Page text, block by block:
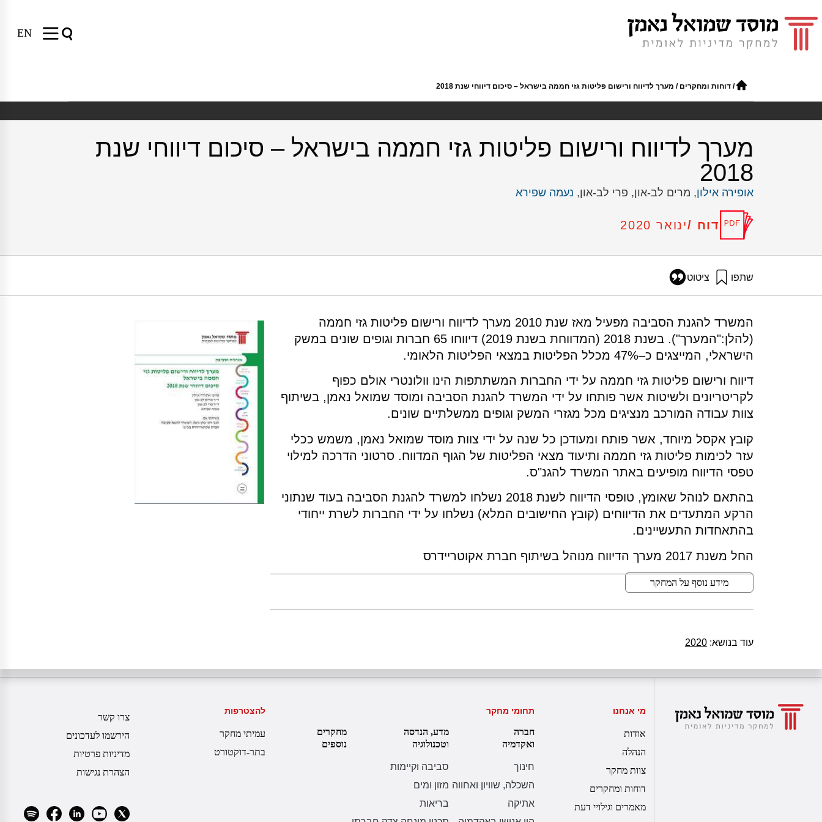
EN
/ דוחות ומחקרים / מערך לדיווח ורישום פליטות גזי חממה בישראל – סיכום דיווחי שנת 2018
מערך לדיווח ורישום פליטות גזי חממה בישראל – סיכום דיווחי שנת
2018
אופירה אילון, מרים לב-און, פרי לב-און, נעמה שפירא
דוח /ינואר 2020
שתפו ציטוט
המשרד להגנת הסביבה מפעיל מאז שנת 2010 מערך לדיווח ורישום פליטות גזי חממה
(להלן:"המערך"). בשנת 2018 (המדווחת בשנת 2019) דיווחו 65 חברות וגופים שונים במשק
הישראלי, המייצגים כ–47% מכלל הפליטות במצאי הפליטות הלאומי.
דיווח ורישום פליטות גזי חממה על ידי החברות המשתתפות הינו וולונטרי אולם כפוף
לקריטריונים ולשיטות אשר פותחו על ידי המשרד להגנת הסביבה ומוסד שמואל נאמן, בשיתוף
צוות עבודה המורכב מנציגים מכל מגזרי המשק וגופים ממשלתיים שונים.
קובץ אקסל מיוחד, אשר פותח ומעודכן כל שנה על ידי צוות מוסד שמואל נאמן, משמש ככלי
עזר לכימות פליטות גזי חממה ותיעוד מצאי הפליטות של הגוף המדווח. סרטוני הדרכה למילוי
טפסי הדיווח מופיעים באתר המשרד להגנ"ס.
בהתאם לנוהל שאומץ, טופסי הדיווח לשנת 2018 נשלחו למשרד להגנת הסביבה בעוד שנתוני
הרקע המתעדים את הדיווחים (קובץ החישובים המלא) נשלחו על ידי החברות לשרת ייחודי
בהתאחדות התעשיינים.
החל משנת 2017 מערך הדיווח מנוהל בשיתוף חברת אקוטריידרס
מידע נוסף על המחקר
עוד בנושא: 2020
מי אנחנו
אודות
הנהלה
צוות מחקר
דוחות ומחקרים
מאמרים וגילויי דעת
תחומי מחקר
חברה
ואקדמיה
חינוך
השכלה, שוויון ואחווה
אתיקה
מדע, הנדסה
וטכנולוגיה
סביבה וקיימות
מזון ומים
בריאות
מחקרים
נוספים
להצטרפות
עמיתי מחקר
בתר-דוקטורט
צרו קשר
הירשמו לעדכונים
מדיניות פרטיות
הצהרת נגישות